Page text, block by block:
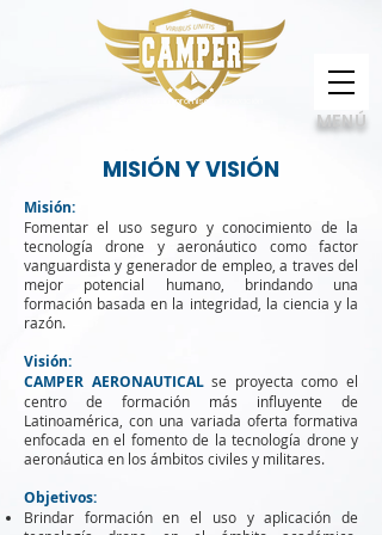
Calidad, compromiso e innovación
MENÚ
MISIÓN Y VISIÓN
Misión:
Fomentar el uso seguro y conocimiento de la
tecnología drone y aeronáutico como factor
vanguardista y generador de empleo, a traves del
mejor potencial humano, brindando una
formación basada en la integridad, la ciencia y la
razón.
Visión:
CAMPER AERONAUTICALse proyecta como el
centro de formación más influyente de
Latinoamérica, con una variada oferta formativa
enfocada en el fomento de la tecnología drone y
aeronáutica en los ámbitos civiles y militares.
Objetivos:
Brindar formación en el uso y aplicación de